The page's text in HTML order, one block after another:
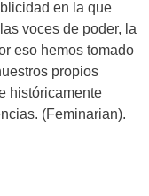
en la que
voces de poder, la
eso hemos tomado
propios
históricamente
(Feminarian).